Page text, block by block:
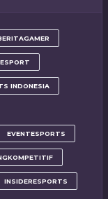
ESPORT
INDONESIA
EVENTESPORTS
INSIDERESPORTS